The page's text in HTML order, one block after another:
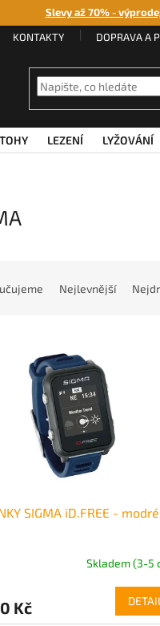
Slevy až 70% -
KONTAKTY DOPRAVA A
LEZENÍ LYŽOVÁNÍ
Nejlevnější
SIGMA iD.FREE - modré
Skladem (3-5
Kč DETAIL